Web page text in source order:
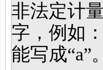
非法定计
字，例如
能写成